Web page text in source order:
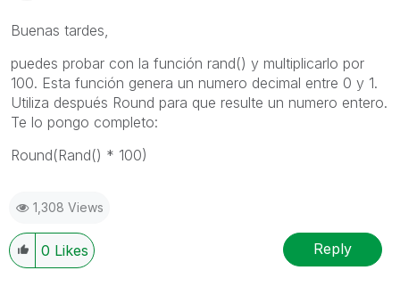
Buenas tardes,
puedes probar con la función rand() y multiplicarlo por
100. Esta función genera un numero decimal entre 0 y 1.
Utiliza después Round para que resulte un numero entero.
Te lo pongo completo:
Round(Rand() * 100)
1,308 Views
0 Likes Reply